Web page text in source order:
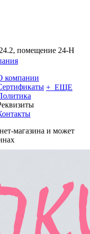
помещение 24-Н
компании
+ ЕЩЕ
магазина и может